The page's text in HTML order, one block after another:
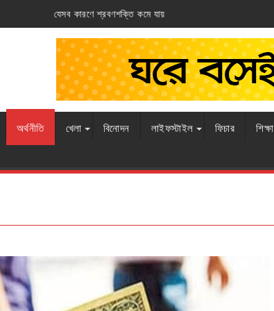
অর্থনীতি খেলা বিনোদন লাইফস্টাইল ফিচার শিক্ষা